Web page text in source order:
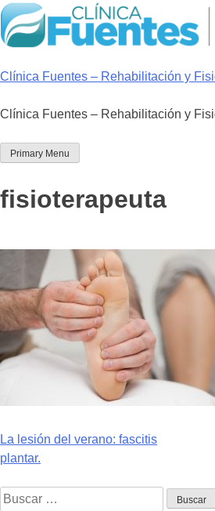
Skip
to
content
Clínica Fuentes – Rehabilitación y
Clínica Fuentes – Rehabilitación y
Primary Menu
fisioterapeuta
Navegación
de
entradas
La lesión del verano: fascitis
plantar.
Buscar: